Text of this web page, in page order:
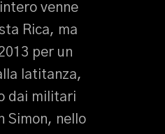
venne
Rica, ma
per un
latitanza,
dai militari
Simon, nello